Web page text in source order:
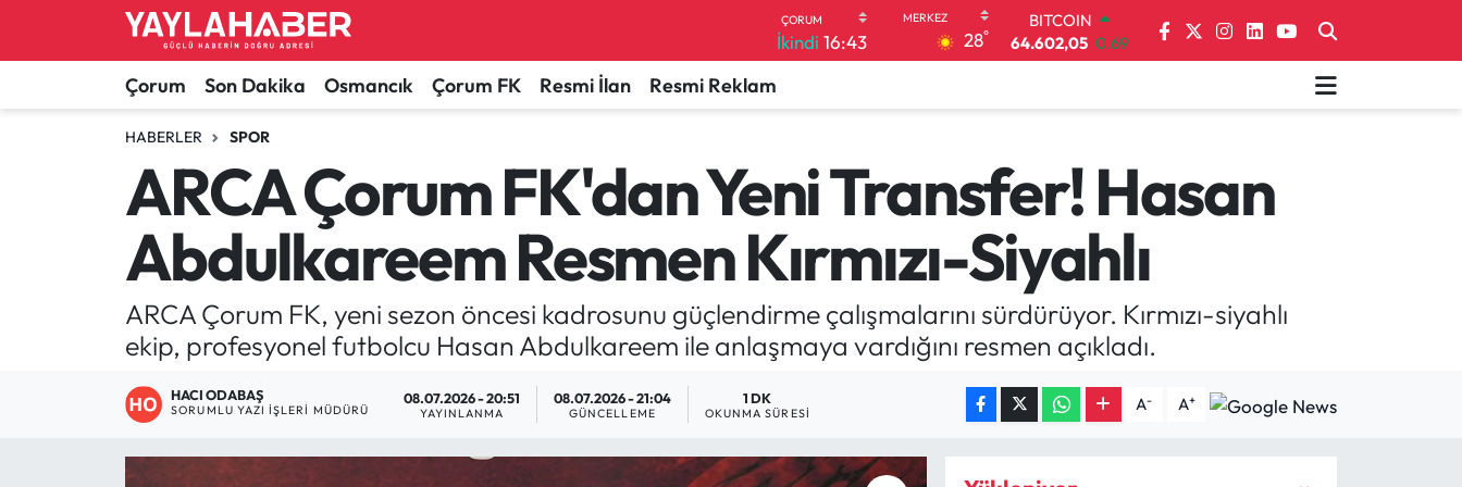
İkindi 16:43 28°
DOLAR
47,5986 0.06
EURO
6518.23
BİST100
BITCOIN
64.602,05
Çorum Son Dakika Osmancık Çorum FK Resmi İlan Resmi Reklam
HABERLER SPOR
ARCA Çorum FK'dan Yeni Transfer! Hasan
Abdulkareem Resmen Kırmızı-Siyahlı
ARCA Çorum FK, yeni sezon öncesi kadrosunu güçlendirme çalışmalarını sürdürüyor. Kırmızı-siyahlı
ekip, profesyonel futbolcu Hasan Abdulkareem ile anlaşmaya vardığını resmen açıkladı.
HACI ODABAŞ
SORUMLU YAZI İŞLERI MÜDÜRÜ
08.07.2026 - 20:51
YAYINLANMA
08.07.2026 - 21:04
GÜNCELLEME
1 DK
OKUNMA SÜRESI A- A+
Alaca Haberleri
Bayat Haberleri
Bilgi - Keşfet Haberleri
Bilim ve Teknoloji
Boğazkale Haberleri
Çorum Haberleri
Çorum Son Dakika Haberleri
Dodurga Haberleri
Çorum Nöbetçi Eczaneler
Çorum Hava Durumu
Çorum Namaz Vakitleri
Çorum Trafik Yoğunluk Haritası
TFF 1.Lig Puan Durumu ve Fikstür
Tüm Manşetler
Son Dakika Haberleri
Haber Arşivi